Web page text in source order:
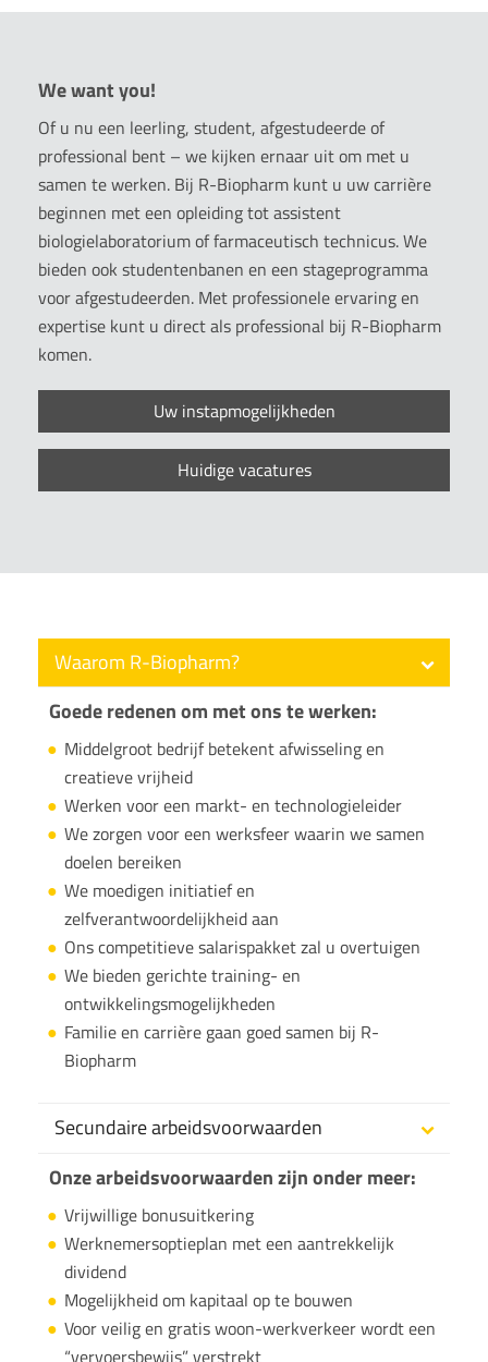
We want you!
Of u nu een leerling, student, afgestudeerde of
professional bent – we kijken ernaar uit om met u
samen te werken. Bij R-Biopharm kunt u uw carrière
beginnen met een opleiding tot assistent
biologielaboratorium of farmaceutisch technicus. We
bieden ook studentenbanen en een stageprogramma
voor afgestudeerden. Met professionele ervaring en
expertise kunt u direct als professional bij R-Biopharm
komen.
Uw instapmogelijkheden
Huidige vacatures
Waarom R-Biopharm?
Goede redenen om met ons te werken:
Middelgroot bedrijf betekent afwisseling en
creatieve vrijheid
Werken voor een markt- en technologieleider
We zorgen voor een werksfeer waarin we samen
doelen bereiken
We moedigen initiatief en
zelfverantwoordelijkheid aan
Ons competitieve salarispakket zal u overtuigen
We bieden gerichte training- en
ontwikkelingsmogelijkheden
Familie en carrière gaan goed samen bij R-
Biopharm
Secundaire arbeidsvoorwaarden
Onze arbeidsvoorwaarden zijn onder meer:
Vrijwillige bonusuitkering
Werknemersoptieplan met een aantrekkelijk
dividend
Mogelijkheid om kapitaal op te bouwen
Voor veilig en gratis woon-werkverkeer wordt een
“vervoersbewijs” verstrekt